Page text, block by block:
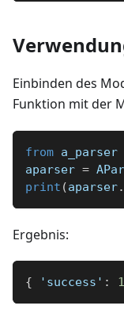
Einbinden des
Funktion mit der
from a_parser
aparser =
print (aparser.
Ergebnis:
{ 'success' : 1